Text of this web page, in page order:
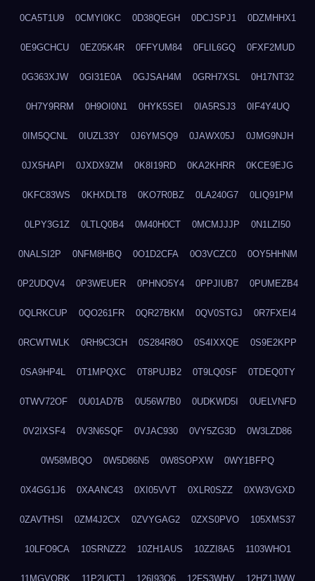
0CA5T1U9 0CMYI0KC 0D38QEGH 0DCJSPJ1 0DZMHHX1
0E9GCHCU 0EZ05K4R 0FFYUM84 0FLIL6GQ 0FXF2MUD
0G363XJW 0GI31E0A 0GJSAH4M 0GRH7XSL 0H17NT32
0H7Y9RRM 0H9OI0N1 0HYK5SEI 0IA5RSJ3 0IF4Y4UQ
0IM5QCNL 0IUZL33Y 0J6YMSQ9 0JAWX05J 0JMG9NJH
0JX5HAPI 0JXDX9ZM 0K8I19RD 0KA2KHRR 0KCE9EJG
0KFC83WS 0KHXDLT8 0KO7R0BZ 0LA240G7 0LIQ91PM
0LPY3G1Z 0LTLQ0B4 0M40H0CT 0MCMJJJP 0N1LZI50
0NALSI2P 0NFM8HBQ 0O1D2CFA 0O3VCZC0 0OY5HHNM
0P2UDQV4 0P3WEUER 0PHNO5Y4 0PPJIUB7 0PUMEZB4
0QLRKCUP 0QO261FR 0QR27BKM 0QV0STGJ 0R7FXEI4
0RCWTWLK 0RH9C3CH 0S284R8O 0S4IXXQE 0S9E2KPP
0SA9HP4L 0T1MPQXC 0T8PUJB2 0T9LQ0SF 0TDEQ0TY
0TWV72OF 0U01AD7B 0U56W7B0 0UDKWD5I 0UELVNFD
0V2IXSF4 0V3N6SQF 0VJAC930 0VY5ZG3D 0W3LZD86
0W58MBQO 0W5D86N5 0W8SOPXW 0WY1BFPQ
0X4GG1J6 0XAANC43 0XI05VVT 0XLR0SZZ 0XW3VGXD
0ZAVTHSI 0ZM4J2CX 0ZVYGAG2 0ZXS0PVO 105XMS37
10LFO9CA 10SRNZZ2 10ZH1AUS 10ZZI8A5 1103WHO1
11MGVORK 11P2UCTJ 126I93O6 12FS3WHV 12HZ1JWW